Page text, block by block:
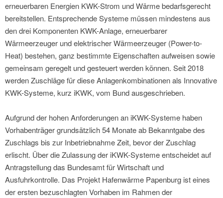
erneuerbaren Energien KWK-Strom und Wärme bedarfsgerecht
bereitstellen. Entsprechende Systeme müssen mindestens aus
den drei Komponenten KWK-Anlage, erneuerbarer
Wärmeerzeuger und elektrischer Wärmeerzeuger (Power-to-
Heat) bestehen, ganz bestimmte Eigenschaften aufweisen sowie
gemeinsam geregelt und gesteuert werden können. Seit 2018
werden Zuschläge für diese Anlagenkombinationen als Innovative
KWK-Systeme, kurz iKWK, vom Bund ausgeschrieben.
Aufgrund der hohen Anforderungen an iKWK-Systeme haben
Vorhabenträger grundsätzlich 54 Monate ab Bekanntgabe des
Zuschlags bis zur Inbetriebnahme Zeit, bevor der Zuschlag
erlischt. Über die Zulassung der iKWK-Systeme entscheidet auf
Antragstellung das Bundesamt für Wirtschaft und
Ausfuhrkontrolle. Das Projekt Hafenwärme Papenburg ist eines
der ersten bezuschlagten Vorhaben im Rahmen der